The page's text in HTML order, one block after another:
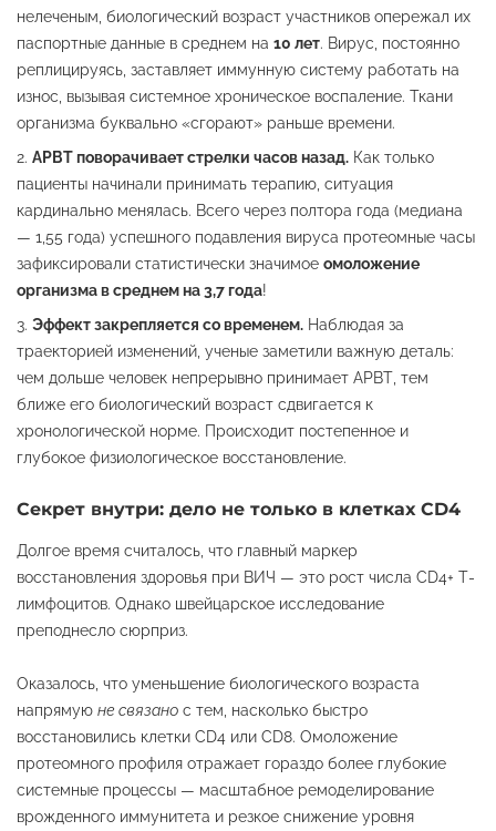
нелеченым, биологический возраст участников опережал их
паспортные данные в среднем на 10 лет. Вирус, постоянно
реплицируясь, заставляет иммунную систему работать на
износ, вызывая системное хроническое воспаление. Ткани
организма буквально «сгорают» раньше времени.
АРВТ поворачивает стрелки часов назад. Как только
пациенты начинали принимать терапию, ситуация
кардинально менялась. Всего через полтора года (медиана
— 1,55 года) успешного подавления вируса протеомные часы
зафиксировали статистически значимое омоложение
организма в среднем на 3,7 года!
Эффект закрепляется со временем. Наблюдая за
траекторией изменений, ученые заметили важную деталь:
чем дольше человек непрерывно принимает АРВТ, тем
ближе его биологический возраст сдвигается к
хронологической норме. Происходит постепенное и
глубокое физиологическое восстановление.
Секрет внутри: дело не только в клетках CD4
Долгое время считалось, что главный маркер
восстановления здоровья при ВИЧ — это рост числа CD4+ Т-
лимфоцитов. Однако швейцарское исследование
преподнесло сюрприз.
Оказалось, что уменьшение биологического возраста
напрямую не связано с тем, насколько быстро
восстановились клетки CD4 или CD8. Омоложение
протеомного профиля отражает гораздо более глубокие
системные процессы — масштабное ремоделирование
врожденного иммунитета и резкое снижение уровня